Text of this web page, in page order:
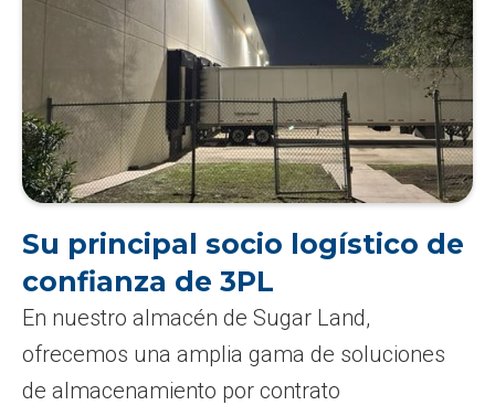
Su principal socio logístico de
confianza de 3PL
En nuestro almacén de Sugar Land,
ofrecemos una amplia gama de soluciones
de almacenamiento por contrato